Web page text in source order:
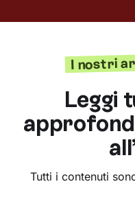
I nostri
Leggi
Tutti i contenuti